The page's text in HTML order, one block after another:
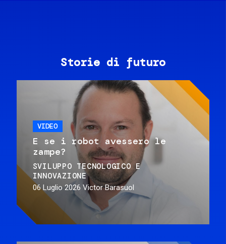
Storie di futuro
VIDEO
E se i robot avessero le
zampe?
SVILUPPO TECNOLOGICO E
INNOVAZIONE
06 Luglio 2026 Victor Barasuol